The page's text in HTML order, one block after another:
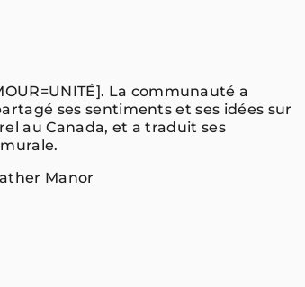
La communauté a
ses sentiments et ses idées sur
au Canada, et a traduit ses
Manor